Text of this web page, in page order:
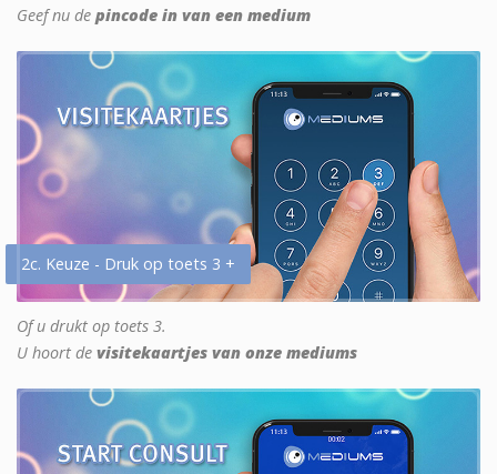
Geef nu de pincode in van een medium
2c. Keuze - Druk op toets 3 +
Of u drukt op toets 3.
U hoort de visitekaartjes van onze mediums